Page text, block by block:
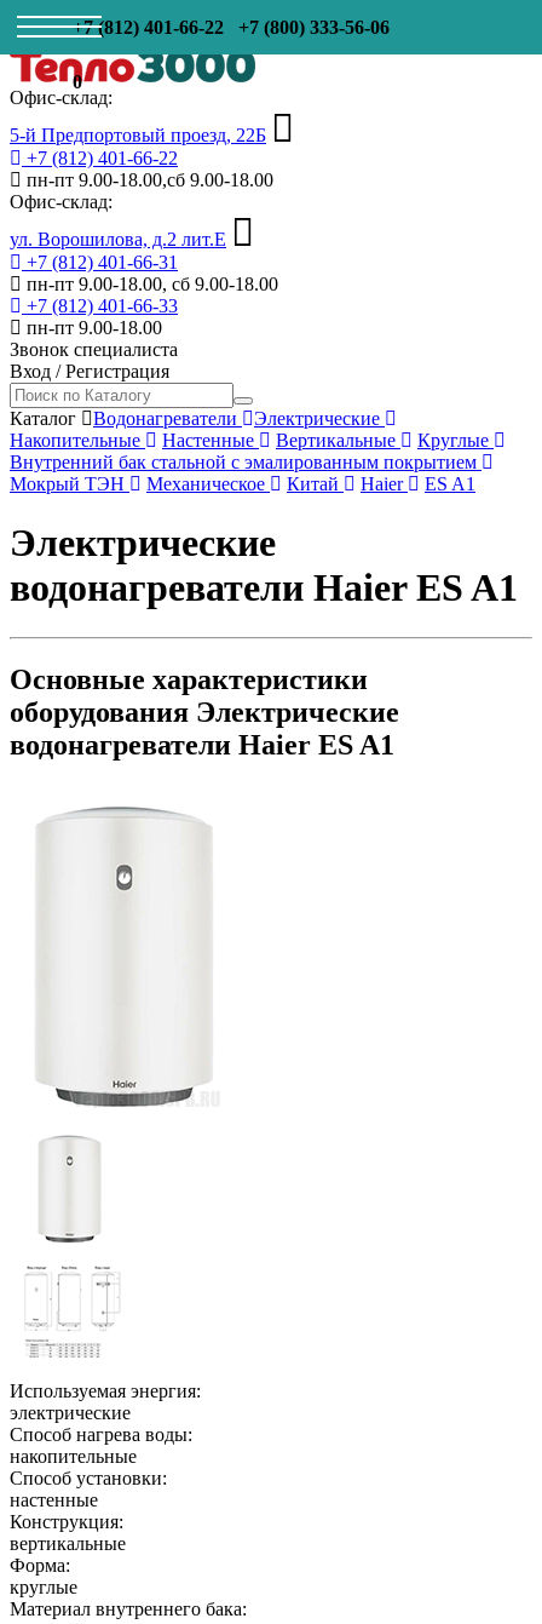
+7 (812) 401-66-22 +7 (800) 333-56-06
0
Офис-склад:
5-й Предпортовый проезд, 22Б
+7 (812) 401-66-22
пн-пт 9.00-18.00,сб 9.00-18.00
Офис-склад:
ул. Ворошилова, д.2 лит.Е
+7 (812) 401-66-31
пн-пт 9.00-18.00, сб 9.00-18.00
+7 (812) 401-66-33
пн-пт 9.00-18.00
Звонок специалиста
Вход /Регистрация
Каталог Водонагреватели
Электрические
Накопительные
Настенные Вертикальные
Круглые
Внутренний бак стальной с эмалированным покрытием
Мокрый ТЭН
Механическое Китай Haier ES A1
Электрические
водонагреватели Haier ES A1
Основные характеристики
оборудования Электрические
водонагреватели Haier ES A1
Используемая энергия:
электрические
Способ нагрева воды:
накопительные
Способ установки:
настенные
Конструкция:
вертикальные
Форма:
круглые
Материал внутреннего бака: